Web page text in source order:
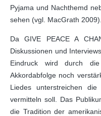
Pyjama und Nachthemd
sehen (vgl. MacGrath 2009).
Da GIVE PEACE A
Diskussionen und
Eindruck wird durch
Akkordabfolge noch
Liedes unterstreichen
vermitteln soll. Das
die Tradition der